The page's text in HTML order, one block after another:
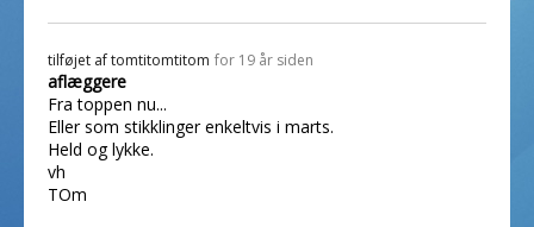
tilføjet aftomtitomtitom for 19 år siden
aflæggere
Fra toppen nu...
Eller som stikklinger enkeltvis i marts.
Held og lykke.
vh
TOm